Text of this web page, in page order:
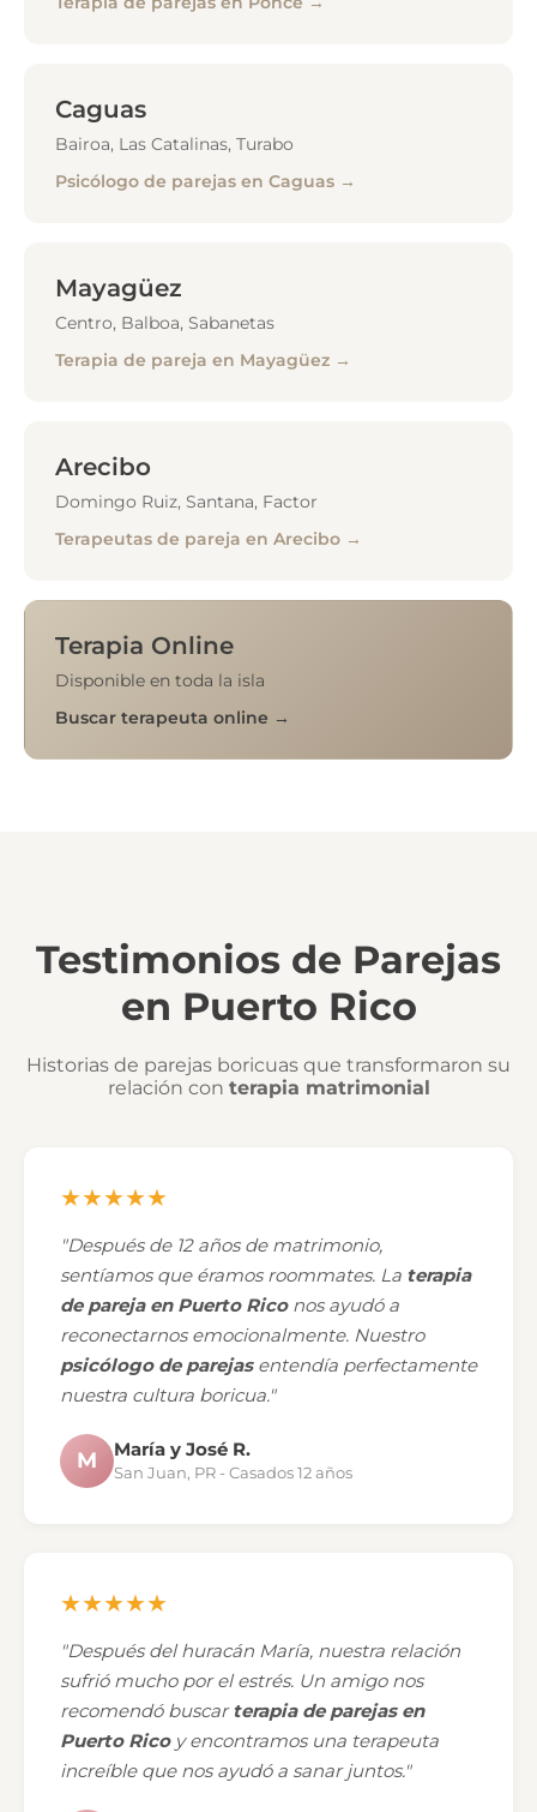
Caguas
Bairoa, Las Catalinas, Turabo
Psicólogo de parejas en Caguas →
Mayagüez
Centro, Balboa, Sabanetas
Terapia de pareja en Mayagüez →
Arecibo
Domingo Ruiz, Santana, Factor
Terapeutas de pareja en Arecibo →
Terapia Online
Disponible en toda la isla
Buscar terapeuta online →
Testimonios de Parejas
en Puerto Rico
Historias de parejas boricuas que transformaron su
relación con terapia matrimonial
★★★★★
"Después de 12 años de matrimonio,
sentíamos que éramos roommates. La terapia
de pareja en Puerto Riconos ayudó a
reconectarnos emocionalmente. Nuestro
psicólogo de parejasentendía perfectamente
nuestra cultura boricua."
M María y José R.
San Juan, PR - Casados 12 años
★★★★★
"Después del huracán María, nuestra relación
sufrió mucho por el estrés. Un amigo nos
recomendó buscarterapia de parejas en
Puerto Ricoy encontramos una terapeuta
increíble que nos ayudó a sanar juntos."